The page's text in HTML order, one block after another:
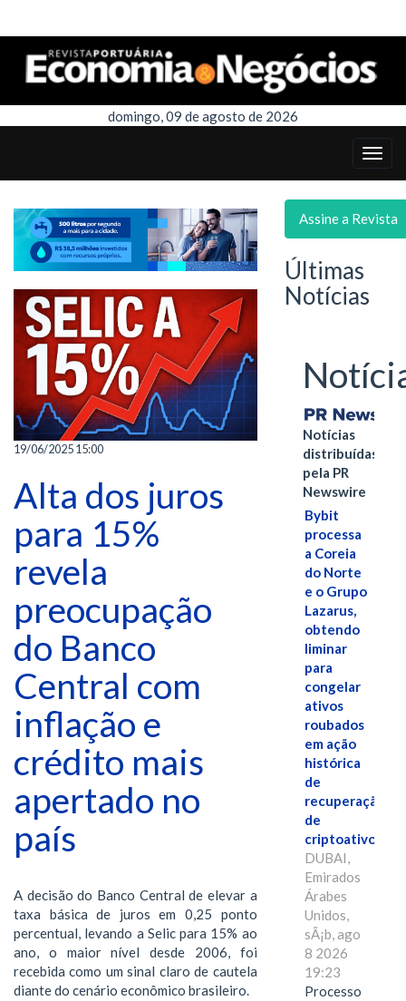
domingo, 09 de agosto de 2026
19/06/2025 15:00
Alta dos juros
para 15%
revela
preocupação
do Banco
Central com
inflação e
crédito mais
apertado no
país
A decisão do Banco Central de elevar a
taxa básica de juros em 0,25 ponto
percentual, levando a Selic para 15% ao
ano, o maior nível desde 2006, foi
recebida como um sinal claro de cautela
diante do cenário econômico brasileiro.
Assine a Revista
Últimas
Notícias
Notícias
distribuídas
pela PR
Newswire
Bybit
processa
a Coreia
do Norte
e o Grupo
Lazarus,
obtendo
liminar
para
congelar
ativos
roubados
em ação
histórica
de
recuperação
de
criptoativos
DUBAI,
Emirados
Árabes
Unidos,
sÃ¡b, ago
8 2026
19:23
Processo